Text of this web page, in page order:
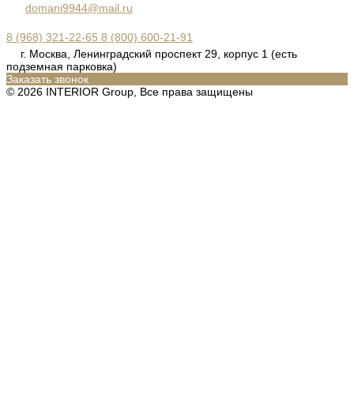
domani9944@mail.ru
8 (968) 321-22-65 8 (800) 600-21-91
г. Москва, Ленинградский проспект 29, корпус 1 (есть
подземная парковка)
Заказать звонок
© 2026 INTERIOR Group, Все права защищены